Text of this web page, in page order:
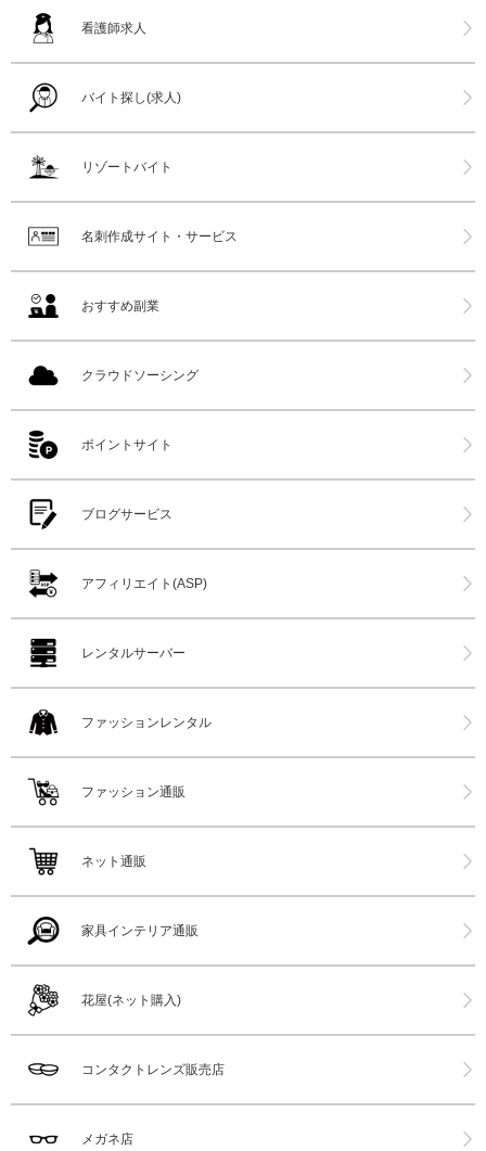
看護師求人
バイト探し(求人)
リゾートバイト
名刺作成サイト・サービス
おすすめ副業
クラウドソーシング
ポイントサイト
ブログサービス
アフィリエイト(ASP)
レンタルサーバー
ファッションレンタル
ファッション通販
ネット通販
家具インテリア通販
花屋(ネット購入)
コンタクトレンズ販売店
メガネ店